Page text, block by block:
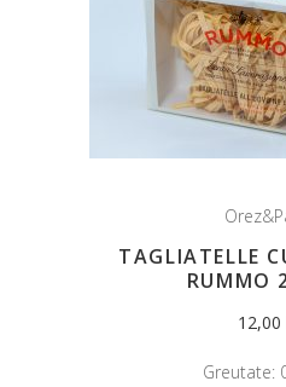
TAGLIATELLE
RUMMO
12,00
Greutate: